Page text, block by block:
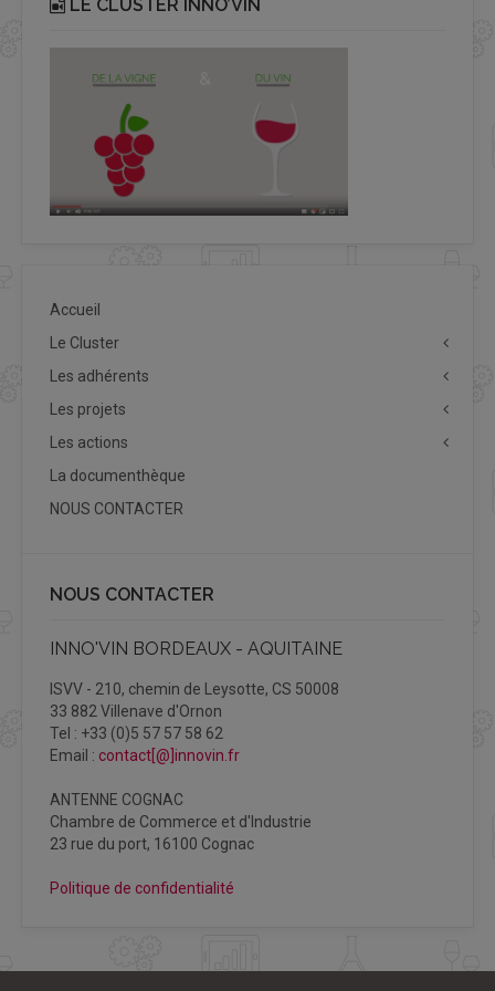
LE CLUSTER INNO’VIN
Accueil
Le Cluster
Les adhérents
Les projets
Les actions
La documenthèque
NOUS CONTACTER
NOUS CONTACTER
INNO'VIN BORDEAUX - AQUITAINE
ISVV - 210, chemin de Leysotte, CS 50008
33 882 Villenave d'Ornon
Tel : +33 (0)5 57 57 58 62
Email : contact[@]innovin.fr
ANTENNE COGNAC
Chambre de Commerce et d'Industrie
23 rue du port, 16100 Cognac
Politique de confidentialité